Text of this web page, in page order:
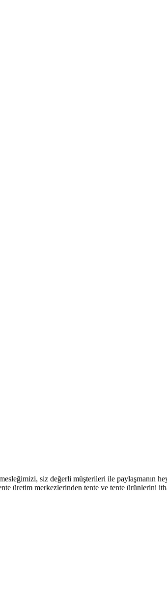
siz değerli müşterileri ile paylaşmanın
üretim merkezlerinden tente ve tente ürünlerini